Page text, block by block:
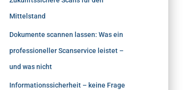
Mittelstand
Dokumente scannen lassen: Was ein
professioneller Scanservice leistet –
und was nicht
Informationssicherheit – keine Frage